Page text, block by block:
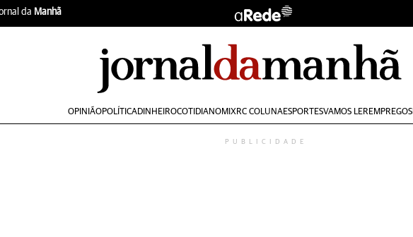
da Manhã
OPINIÃOPOLÍTICADINHEIROCOTIDIANOMIXRC COLUNAESPORTESVAMOS LEREMPREGOS
PUBLICIDADE